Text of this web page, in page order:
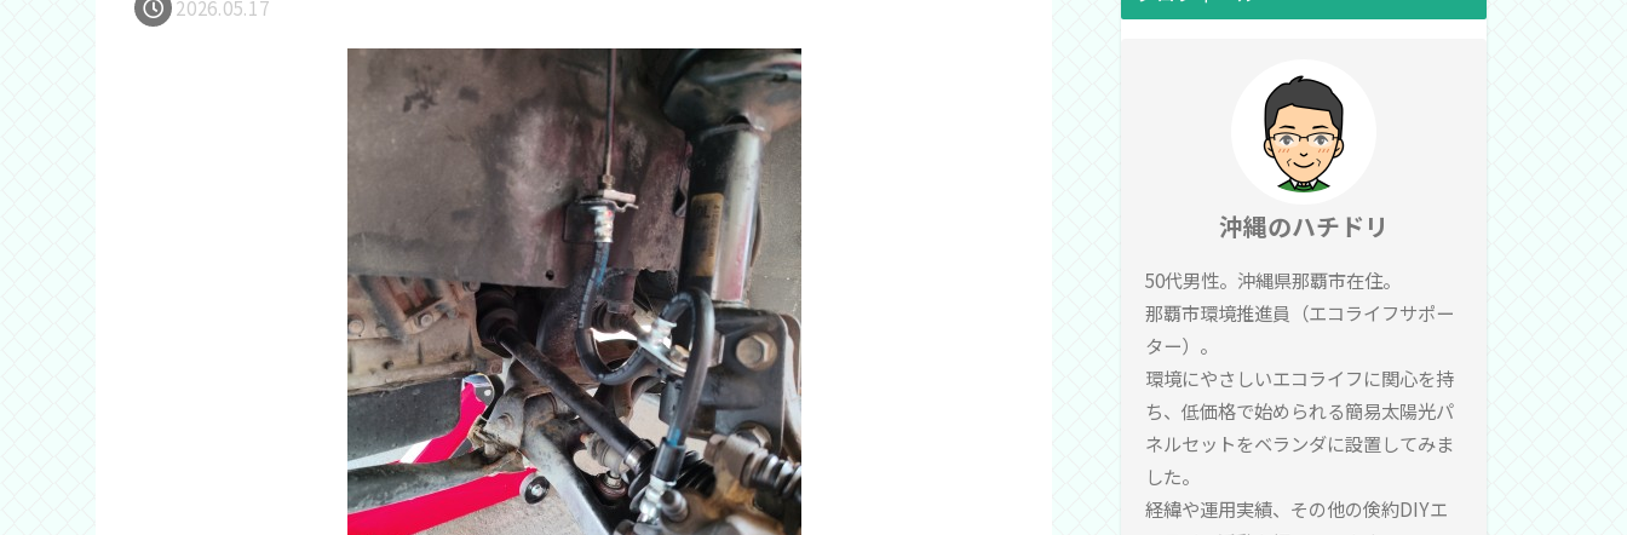
2026.05.17
沖縄のハチドリ
50代男性。沖縄県那覇市在住。
那覇市環境推進員（エコライフサポー
ター）。
環境にやさしいエコライフに関心を持
ち、低価格で始められる簡易太陽光パ
ネルセットをベランダに設置してみま
した。
経緯や運用実績、その他の倹約DIYエ